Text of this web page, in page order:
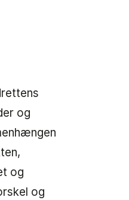
og
og
og